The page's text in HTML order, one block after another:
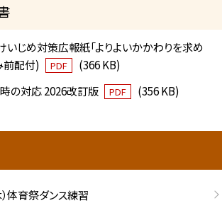
じめ対策広報紙「よりよいかかわりを求め
前配付)
PDF
(366 KB)
の対応 2026改訂版
PDF (356 KB)
体育祭ダンス練習